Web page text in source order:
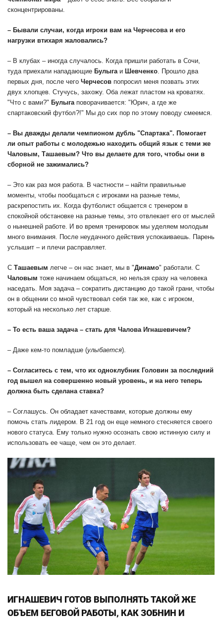
сконцентрированы.
– Бывали случаи, когда игроки вам на Черчесова и его
нагрузки втихаря жаловались?
– В клубах – иногда случалось. Когда пришли работать в Сочи,
туда приехали нападающие Булыга и Шевченко . Прошло два
первых дня, после чего Черчесов попросил меня позвать этих
двух хлопцев. Стучусь, захожу. Оба лежат пластом на кроватях.
"Что с вами?" Булыга поворачивается: "Юрич, а где же
спартаковский футбол?!" Мы до сих пор по этому поводу смеемся.
– Вы дважды делали чемпионом дубль "Спартака". Помогает
ли опыт работы с молодежью находить общий язык с теми же
Чаловым, Ташаевым? Что вы делаете для того, чтобы они в
сборной не зажимались?
– Это как раз моя работа. В частности – найти правильные
моменты, чтобы пообщаться с игроками на разные темы,
раскрепостить их. Когда футболист общается с тренером в
спокойной обстановке на разные темы, это отвлекает его от мыслей
о нынешней работе. И во время тренировок мы уделяем молодым
много внимания. После неудачного действия успокаиваешь. Парень
услышит – и плечи расправляет.
С Ташаевым легче – он нас знает, мы в "Динамо" работали. С
Чаловым тоже начинаем общаться, но нельзя сразу на человека
наседать. Моя задача – сократить дистанцию до такой грани, чтобы
он в общении со мной чувствовал себя так же, как с игроком,
который на несколько лет старше.
– То есть ваша задача – стать для Чалова Игнашевичем?
– Даже кем-то помладше (улыбается).
– Согласитесь с тем, что их одноклубник Головин за последний
год вышел на совершенно новый уровень, и на него теперь
должна быть сделана ставка?
– Соглашусь. Он обладает качествами, которые должны ему
помочь стать лидером. В 21 год он еще немного стесняется своего
нового статуса. Ему только нужно осознать свою истинную силу и
использовать ее чаще, чем он это делает.
ИГНАШЕВИЧ ГОТОВ ВЫПОЛНЯТЬ ТАКОЙ ЖЕ
ОБЪЕМ БЕГОВОЙ РАБОТЫ, КАК ЗОБНИН И